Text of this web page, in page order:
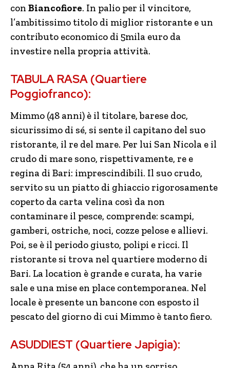
con Biancofiore. In palio per il vincitore,
l’ambitissimo titolo di miglior ristorante e un
contributo economico di 5mila euro da
investire nella propria attività.
TABULA RASA (Quartiere
Poggiofranco):
Mimmo (48 anni) è il titolare, barese doc,
sicurissimo di sé, si sente il capitano del suo
ristorante, il re del mare. Per lui San Nicola e il
crudo di mare sono, rispettivamente, re e
regina di Bari: imprescindibili. Il suo crudo,
servito su un piatto di ghiaccio rigorosamente
coperto da carta velina così da non
contaminare il pesce, comprende: scampi,
gamberi, ostriche, noci, cozze pelose e allievi.
Poi, se è il periodo giusto, polipi e ricci. Il
ristorante si trova nel quartiere moderno di
Bari. La location è grande e curata, ha varie
sale e una mise en place contemporanea. Nel
locale è presente un bancone con esposto il
pescato del giorno di cui Mimmo è tanto fiero.
ASUDDIEST (Quartiere Japigia):